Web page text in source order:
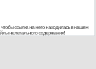
ссылка на него находилась в нашем
нелегального содержания!